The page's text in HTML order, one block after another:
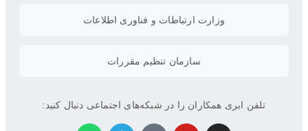
وزارت ارتباطات و فناوری اطلاعات
سازمان تنظیم مقررات
تلفن ابری همکاران را در شبکه‌های اجتماعی دنبال کنید: